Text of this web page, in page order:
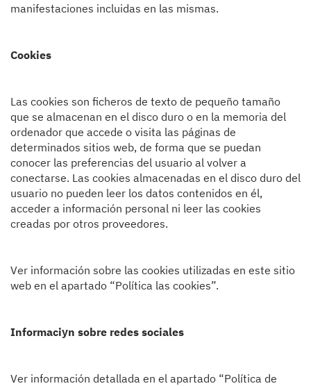
manifestaciones incluidas en las mismas.
Cookies
Las cookies son ficheros de texto de pequeño tamaño
que se almacenan en el disco duro o en la memoria del
ordenador que accede o visita las páginas de
determinados sitios web, de forma que se puedan
conocer las preferencias del usuario al volver a
conectarse. Las cookies almacenadas en el disco duro del
usuario no pueden leer los datos contenidos en él,
acceder a información personal ni leer las cookies
creadas por otros proveedores.
Ver información sobre las cookies utilizadas en este sitio
web en el apartado “Política las cookies”.
Informaciуn sobre redes sociales
Ver información detallada en el apartado “Política de